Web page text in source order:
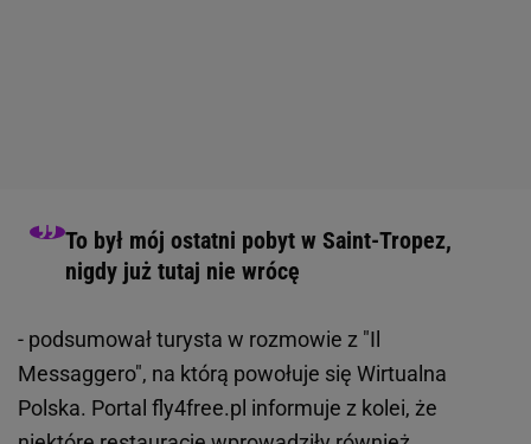
To był mój ostatni pobyt w Saint-Tropez,
nigdy już tutaj nie wrócę
- podsumował turysta w rozmowie z "Il
Messaggero", na którą powołuje się Wirtualna
Polska. Portal fly4free.pl informuje z kolei, że